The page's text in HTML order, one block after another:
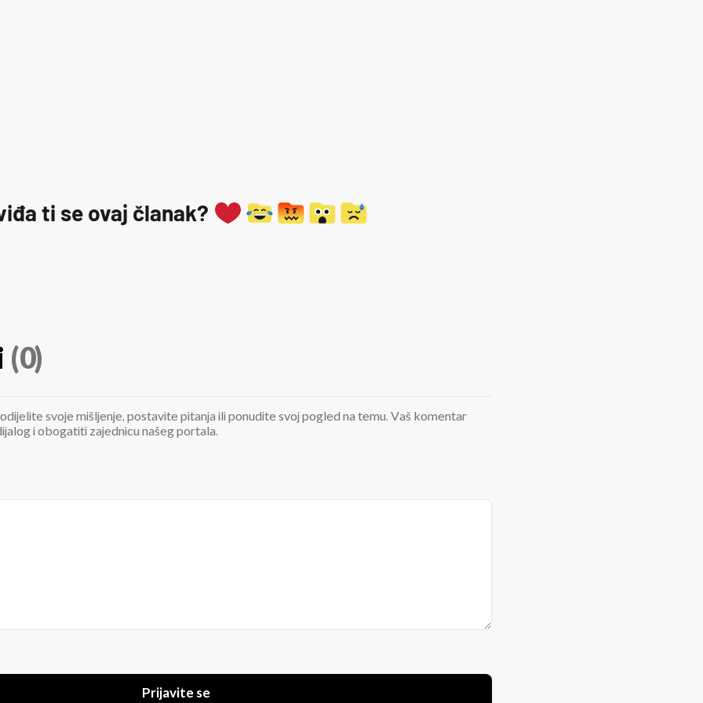
ti se ovaj članak?
(0)
svoje mišljenje, postavite pitanja ili ponudite svoj pogled na temu. Vaš komentar
i obogatiti zajednicu našeg portala.
Prijavite se